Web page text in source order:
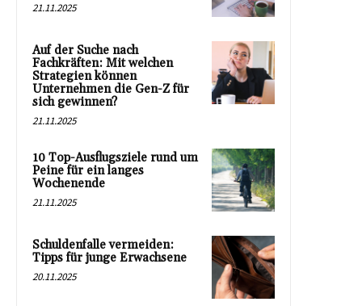
21.11.2025
Auf der Suche nach
Fachkräften: Mit welchen
Strategien können
Unternehmen die Gen-Z für
sich gewinnen?
21.11.2025
10 Top-Ausflugsziele rund um
Peine für ein langes
Wochenende
21.11.2025
Schuldenfalle vermeiden:
Tipps für junge Erwachsene
20.11.2025